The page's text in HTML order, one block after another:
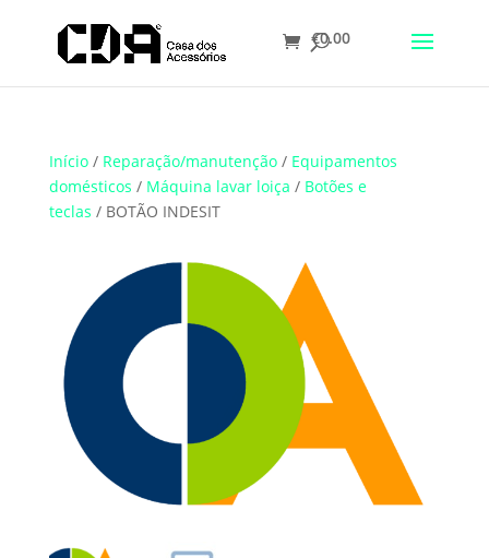
Translate
€0.00
Início/ Reparação/manutenção/ Equipamentos
domésticos / Máquina lavar loiça / Botões e
teclas / BOTÃO INDESIT